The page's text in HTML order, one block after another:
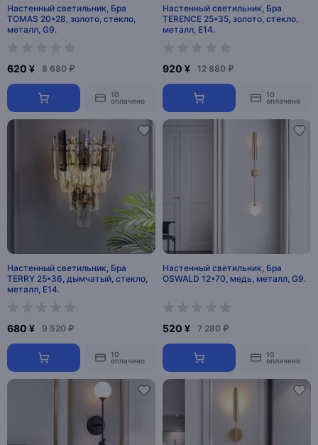
Настенный светильник, Бра
TOMAS 20*28, золото, стекло,
металл, G9.
620 ¥ 8 680 ₽
10
оплачено
Настенный светильник, Бра
TERENCE 25*35, золото, стекло,
металл, Е14.
920 ¥ 12 880 ₽
10
оплачено
Настенный светильник, Бра
TERRY 25*36, дымчатый, стекло,
металл, Е14.
680 ¥ 9 520 ₽
10
оплачено
Настенный светильник, Бра
OSWALD 12*70, медь, металл, G9.
520 ¥ 7 280 ₽
10
оплачено